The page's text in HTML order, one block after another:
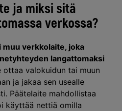
ja miksi sitä
verkossa?
verkkolaite, joka
langattomaksi
ottaa valokuidun tai muun
ja jakaa sen usealle
Päätelaite mahdollistaa
käyttää nettiä omilla